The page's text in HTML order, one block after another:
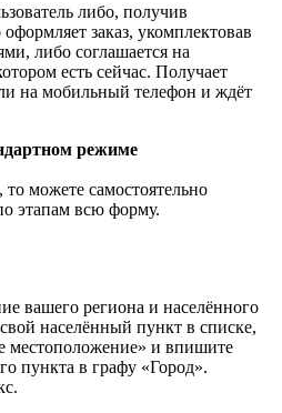
либо, получив
заказ, укомплектовав
либо соглашается на
есть сейчас. Получает
на мобильный телефон и ждёт
режиме
можете самостоятельно
этапам всю форму.
вашего региона и населённого
населённый пункт в списке,
местоположение» и впишите
пункта в графу «Город».